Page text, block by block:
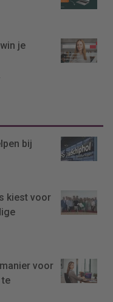
je
bij
kiest voor
voor
te